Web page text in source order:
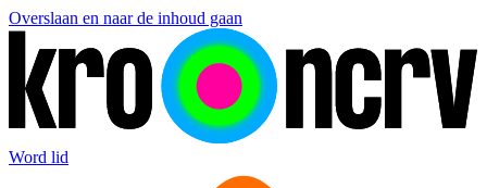
Overslaan en naar de inhoud gaan
Word lid